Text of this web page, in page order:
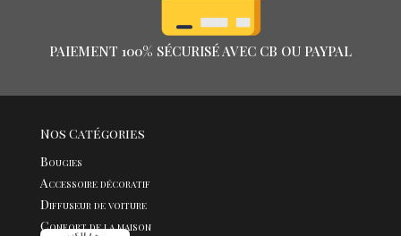
PAIEMENT 100% SÉCURISÉ AVEC CB OU PAYPAL
Nos Catégories
Bougies
Accessoire décoratif
Diffuseur de voiture
Confort de la maison